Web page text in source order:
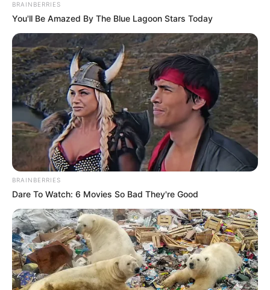
BRAINBERRIES
You'll Be Amazed By The Blue Lagoon Stars Today
BRAINBERRIES
Dare To Watch: 6 Movies So Bad They're Good